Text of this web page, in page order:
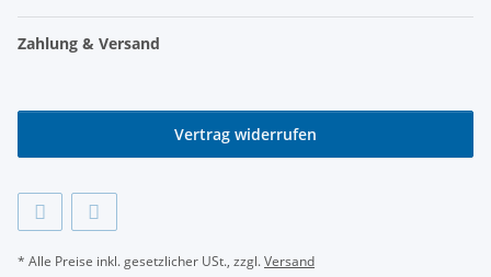
Zahlung & Versand
Vertrag widerrufen
* Alle Preise inkl. gesetzlicher USt., zzgl.Versand